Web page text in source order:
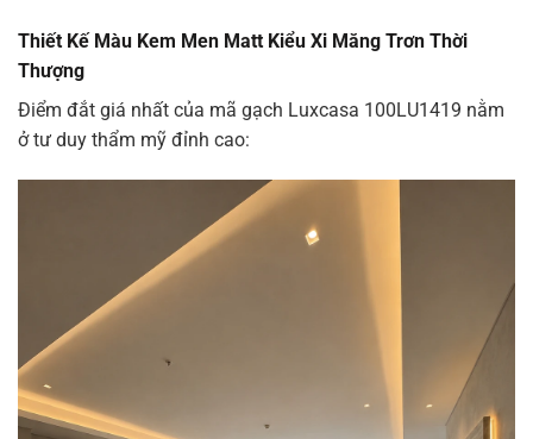
Thiết Kế Màu Kem Men Matt Kiểu Xi Măng Trơn Thời
Thượng
Điểm đắt giá nhất của mã gạch Luxcasa 100LU1419 nằm
ở tư duy thẩm mỹ đỉnh cao: